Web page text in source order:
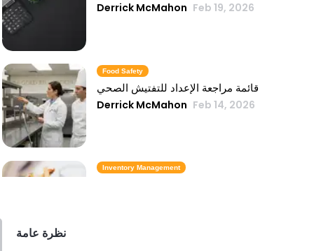
Derrick McMahon Feb 19, 2026
Food Safety
قائمة مراجعة الإعداد للتفتيش الصحي
Derrick McMahon Feb 14, 2026
Inventory Management
نظرة عامة